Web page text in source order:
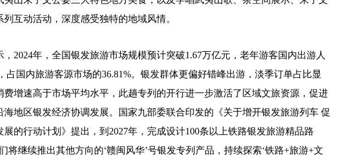
列互动活动，深度感受独特的地域风情。
年，全国银发旅游市场规模预计突破1.67万亿元，老年游客国内出游人
占国内旅游客源市场的36.81%。银发群体更偏好错峰出游，淡季订单占比显
费增速高于市场平均水平，此趟专列的开行进一步激活了区域文旅资源，促进
海地区银发经济协调发展。国家九部委联合印发的《关于增开银发旅游列车 促
展的行动计划》提出，到2027年，完成设计100条以上铁路银发旅游精品路
将继续推出其他方向的‘赣闽风华’号银发专列产品，持续探索‘铁路+旅游+文